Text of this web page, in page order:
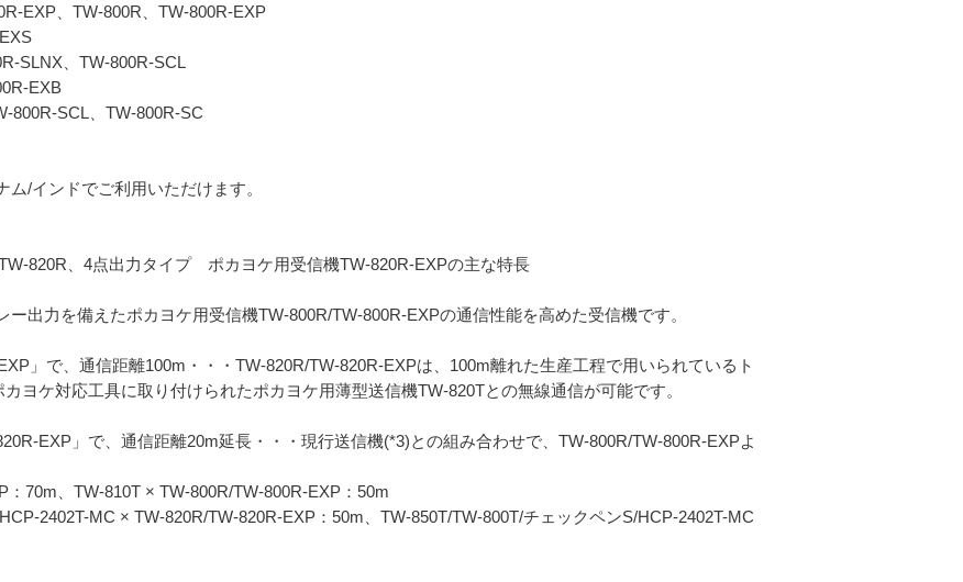
EXP、TW-800R、TW-800R-EXP
SLNX、TW-800R-SCL
EXB
800R-SCL、TW-800R-SC
/インドでご利用いただけます。
820R、4点出力タイプ ポカヨケ用受信機TW-820R-EXPの主な特長
出力を備えたポカヨケ用受信機TW-800R/TW-800R-EXPの通信性能を高めた受信機です。
」で、通信距離100m・・・TW-820R/TW-820R-EXPは、100m離れた生産工程で用いられているト
ヨケ対応工具に取り付けられたポカヨケ用薄型送信機TW-820Tとの無線通信が可能です。
EXP」で、通信距離20m延長・・・現行送信機(*3)との組み合わせで、TW-800R/TW-800R-EXPよ
70m、TW-810T × TW-800R/TW-800R-EXP：50m
2402T-MC × TW-820R/TW-820R-EXP：50m、TW-850T/TW-800T/チェックペンS/HCP-2402T-MC